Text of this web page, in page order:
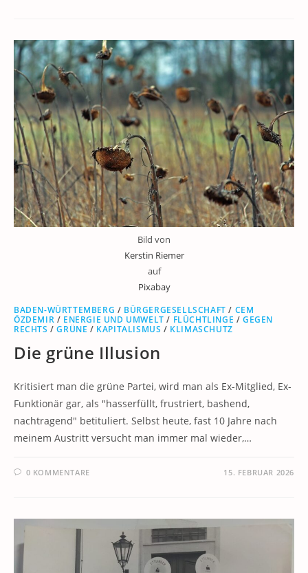
Bild von
Kerstin Riemer
auf
Pixabay
BADEN-WÜRTTEMBERG / BÜRGERGESELLSCHAFT / CEM
ÖZDEMIR / ENERGIE UND UMWELT / FLÜCHTLINGE /GEGEN
RECHTS /GRÜNE / KAPITALISMUS / KLIMASCHUTZ
Die grüne Illusion
Kritisiert man die grüne Partei, wird man als Ex-Mitglied, Ex-
Funktionär gar, als "hasserfüllt, frustriert, bashend,
nachtragend" betituliert. Selbst heute, fast 10 Jahre nach
meinem Austritt versucht man immer mal wieder,…
0 KOMMENTARE 15. FEBRUAR 2026